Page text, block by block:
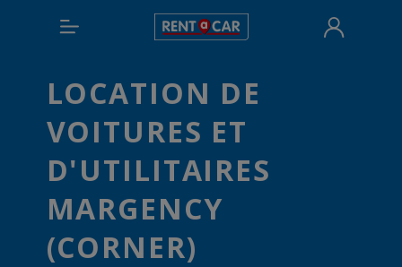
LOCATION DE
VOITURES ET
D'UTILITAIRES
MARGENCY
(CORNER)